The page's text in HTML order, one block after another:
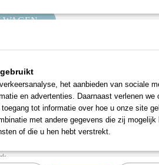
W0215000151
8024986000252
W0215000151
0,05 Kg
hebben voldoende aan spoelen met 2W /
het aanbieden van sociale
en advertenties. Daarnaast verlenen we
tot informatie over hoe u onze site
met andere gegevens die zij mogelijk
of die u hen hebt verstrekt.